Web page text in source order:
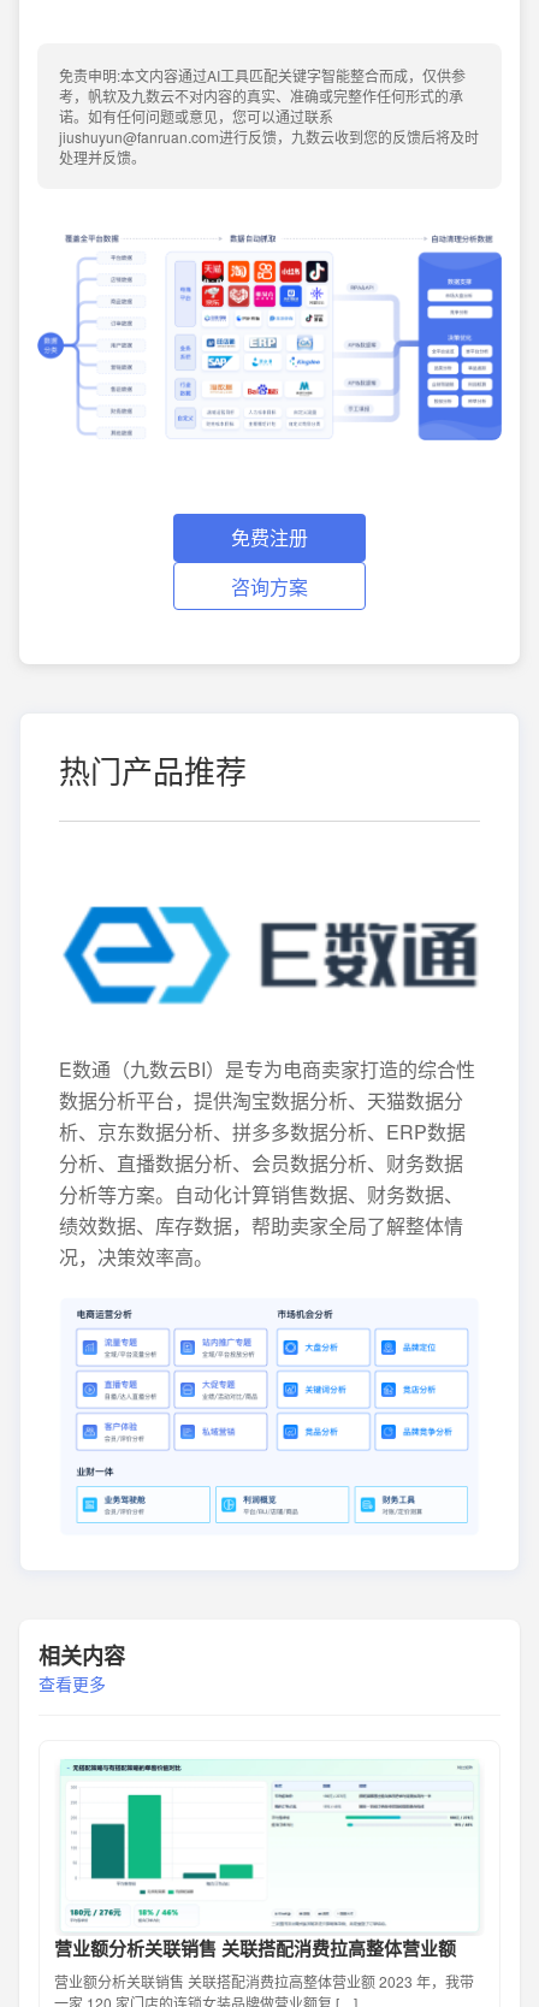
免责申明:本文内容通过AI工具匹配关键字智能整合而成，仅供参
考，帆软及九数云不对内容的真实、准确或完整作任何形式的承
诺。如有任何问题或意见，您可以通过联系
jiushuyun@fanruan.com进行反馈，九数云收到您的反馈后将及时
处理并反馈。
免费注册
咨询方案
热门产品推荐
E数通（九数云BI）是专为电商卖家打造的综合性
数据分析平台，提供淘宝数据分析、天猫数据分
析、京东数据分析、拼多多数据分析、ERP数据
分析、直播数据分析、会员数据分析、财务数据
分析等方案。自动化计算销售数据、财务数据、
绩效数据、库存数据，帮助卖家全局了解整体情
况，决策效率高。
相关内容
查看更多
营业额分析关联销售 关联搭配消费拉高整体营业额
营业额分析关联销售 关联搭配消费拉高整体营业额 2023 年，我带
一家 120 家门店的连锁女装品牌做营业额复 […]